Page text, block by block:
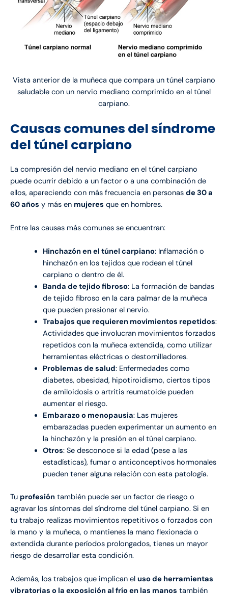
Vista anterior de la muñeca que compara un túnel carpiano
saludable con un nervio mediano comprimido en el túnel
carpiano.
Causas comunes del síndrome
del túnel carpiano
La compresión del nervio mediano en el túnel carpiano
puede ocurrir debido a un factor o a una combinación de
ellos, apareciendo con más frecuencia en personas de 30 a
60 años y más en mujeres que en hombres.
Entre las causas más comunes se encuentran:
Hinchazón en el túnel carpiano: Inflamación o
hinchazón en los tejidos que rodean el túnel
carpiano o dentro de él.
Banda de tejido fibroso: La formación de bandas
de tejido fibroso en la cara palmar de la muñeca
que pueden presionar el nervio.
Trabajos que requieren movimientos repetidos:
Actividades que involucran movimientos forzados
repetidos con la muñeca extendida, como utilizar
herramientas eléctricas o destornilladores.
Problemas de salud: Enfermedades como
diabetes, obesidad, hipotiroidismo, ciertos tipos
de amiloidosis o artritis reumatoide pueden
aumentar el riesgo.
Embarazo o menopausia: Las mujeres
embarazadas pueden experimentar un aumento en
la hinchazón y la presión en el túnel carpiano.
Otros: Se desconoce si la edad (pese a las
estadísticas), fumar o anticonceptivos hormonales
pueden tener alguna relación con esta patología.
Tu profesión también puede ser un factor de riesgo o
agravar los síntomas del síndrome del túnel carpiano. Si en
tu trabajo realizas movimientos repetitivos o forzados con
la mano y la muñeca, o mantienes la mano flexionada o
extendida durante períodos prolongados, tienes un mayor
riesgo de desarrollar esta condición.
Además, los trabajos que implican el uso de herramientas
vibratorias o la exposición al frío en las manos también